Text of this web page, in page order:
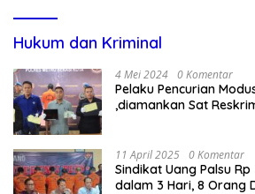
Hukum dan Kriminal
4 Mei 2024 0 Komentar
Pelaku Pencurian
,diamankan Sat
11 April 2025 0 Komentar
Sindikat Uang Palsu
dalam 3 Hari, 8 Orang